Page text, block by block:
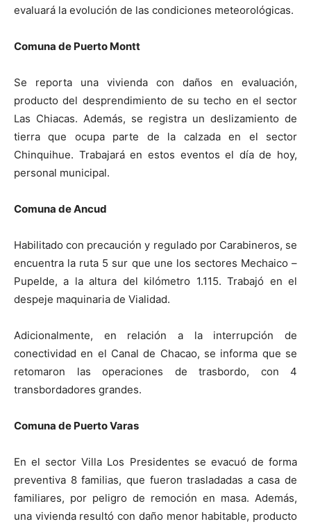
evaluará la evolución de las condiciones meteorológicas.
Comuna de Puerto Montt
Se reporta una vivienda con daños en evaluación,
producto del desprendimiento de su techo en el sector
Las Chiacas. Además, se registra un deslizamiento de
tierra que ocupa parte de la calzada en el sector
Chinquihue. Trabajará en estos eventos el día de hoy,
personal municipal.
Comuna de Ancud
Habilitado con precaución y regulado por Carabineros, se
encuentra la ruta 5 sur que une los sectores Mechaico –
Pupelde, a la altura del kilómetro 1.115. Trabajó en el
despeje maquinaria de Vialidad.
Adicionalmente, en relación a la interrupción de
conectividad en el Canal de Chacao, se informa que se
retomaron las operaciones de trasbordo, con 4
transbordadores grandes.
Comuna de Puerto Varas
En el sector Villa Los Presidentes se evacuó de forma
preventiva 8 familias, que fueron trasladadas a casa de
familiares, por peligro de remoción en masa. Además,
una vivienda resultó con daño menor habitable, producto